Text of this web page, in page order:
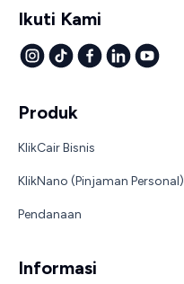
Ikuti Kami
Produk
KlikCair Bisnis
KlikNano (Pinjaman Personal)
Pendanaan
Informasi